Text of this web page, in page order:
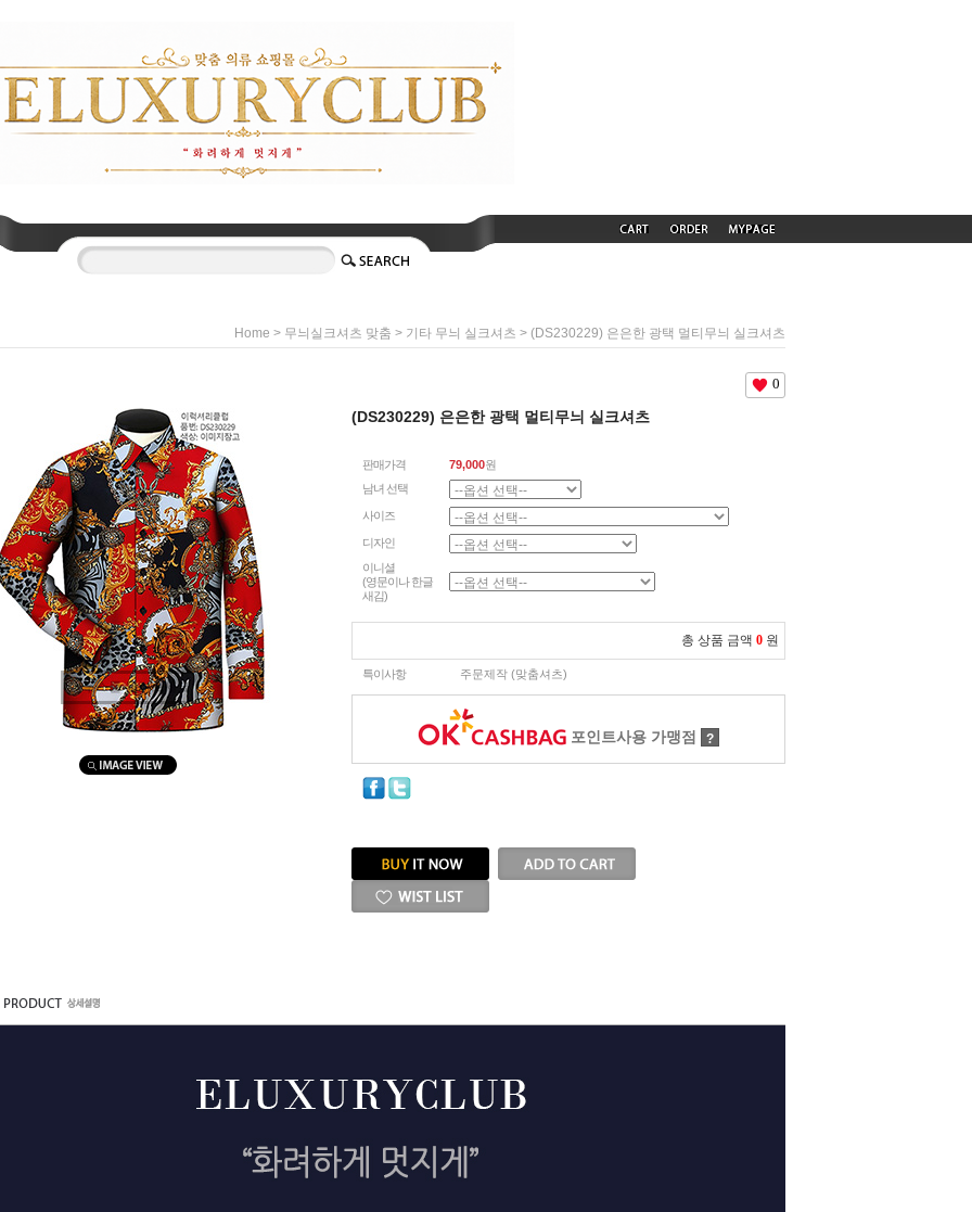
Home > 무늬실크셔츠 맞춤 > 기타 무늬 실크셔츠 > (DS230229) 은은한 광택 멀티무늬 실크셔츠
마우스를 올려보세요
0
(DS230229) 은은한 광택 멀티무늬 실크셔츠
판매가격 79,000원
남녀 선택
사이즈
디자인
이니셜
(영문이나 한글
새김)
총 상품 금액 0 원
특이사항 주문제작 (맞춤셔츠)
포인트사용 가맹점 ?